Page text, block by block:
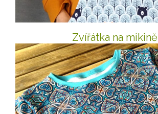
Zvířátka na mikině